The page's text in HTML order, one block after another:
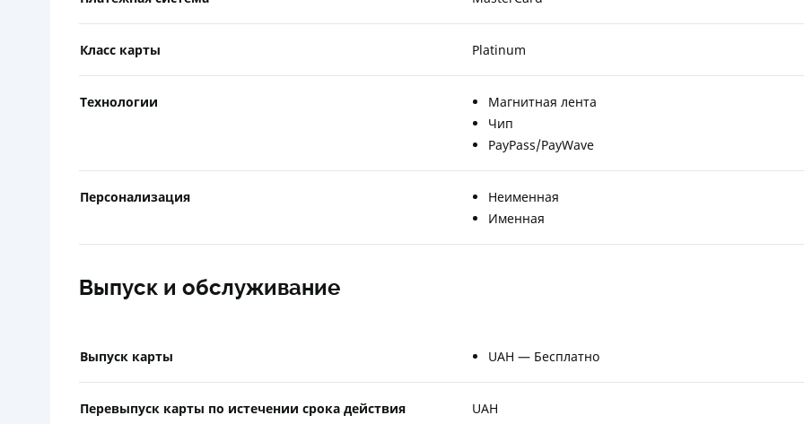
Класс карты Platinum
Технологии
Магнитная лента
Чип
PayPass/PayWave
Персонализация
Неименная
Именная
Выпуск и обслуживание
Выпуск карты UAH — Бесплатно
Перевыпуск карты по истечении срока действия UAH